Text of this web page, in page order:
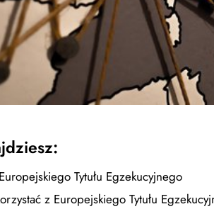
Tytułu Egzekucyjnego
z Europejskiego Tytułu